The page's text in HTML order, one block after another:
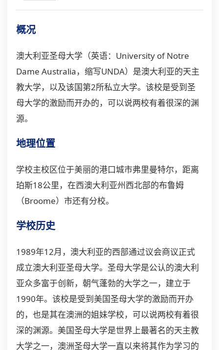
概况
澳大利亚圣母大学（英语：University of Notre
Dame Australia，缩写UNDA）是澳大利亚的天主
教大学，以及该国第2所私立大学。该校是受到圣
母大学的激励而开办的，可以说两校有着很深的渊
源。
地理位置
学校主校区位于美丽的港口城市弗里曼特尔，距离
珀斯18公里，在西澳大利亚州西北部的布鲁姆
（Broome）市还有分校。
学校历史
1989年12月，澳大利亚的西部通过议会商议正式
成立澳大利亚圣母大学。圣母大学是公认的澳大利
亚众多富于创新，朝气蓬勃的大学之一，建立于
1990年。该校是受到美国圣母大学的激励而开办
的，也是其在澳洲的姐妹学校，可以说两校有着很
深的渊源。美国圣母大学是世界上最著名的天主教
大学之一，澳洲圣母大学一直以来将其作为学习的